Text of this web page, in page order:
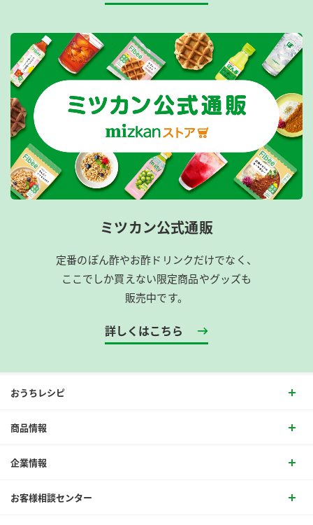
ミツカン公式通販
定番のぽん酢やお酢ドリンクだけでなく、
ここでしか買えない限定商品やグッズも
販売中です。
詳しくはこちら
おうちレシピ
商品情報
企業情報
お客様相談センター